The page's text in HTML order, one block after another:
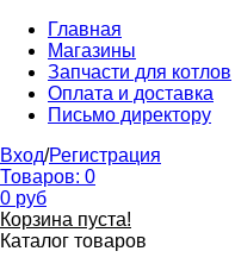
Главная
Магазины
Запчасти для котлов
Оплата и доставка
Письмо директору
Вход/Регистрация
Товаров: 0
0 руб
Корзина пуста!
Каталог товаров